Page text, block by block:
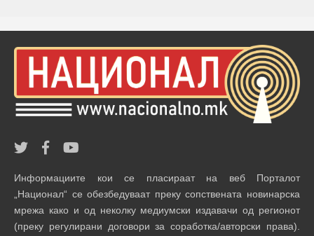
Информациите кои се пласираат на веб Порталот
„Национал“ се обезбедуваат преку сопствената новинарска
мрежа како и од неколку медиумски издавачи од регионот
(преку регулирани договори за соработка/авторски права).